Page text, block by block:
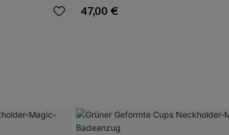
47,00 €